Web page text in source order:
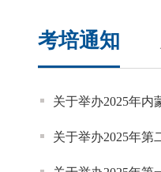
考培通知